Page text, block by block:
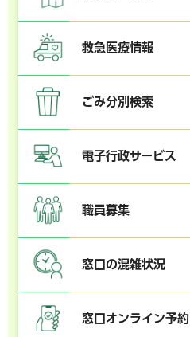
救急医療情報
ごみ分別検索
電子行政サービス
職員募集
窓口の混雑状況
窓口オンライン予約